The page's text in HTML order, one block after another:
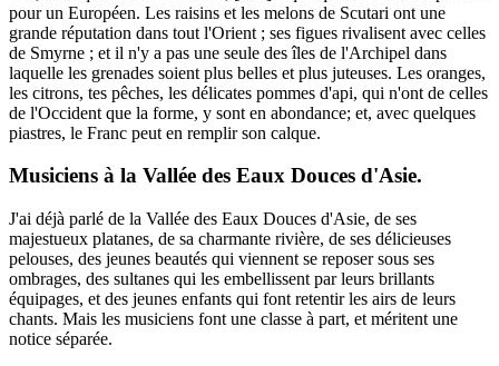
pour un Européen. Les raisins et les melons de Scutari ont une
grande réputation dans tout l'Orient ; ses figues rivalisent avec celles
de Smyrne ; et il n'y a pas une seule des îles de l'Archipel dans
laquelle les grenades soient plus belles et plus juteuses. Les oranges,
les citrons, tes pêches, les délicates pommes d'api, qui n'ont de celles
de l'Occident que la forme, y sont en abondance; et, avec quelques
piastres, le Franc peut en remplir son calque.
Musiciens à la Vallée des Eaux Douces d'Asie.
J'ai déjà parlé de la Vallée des Eaux Douces d'Asie, de ses
majestueux platanes, de sa charmante rivière, de ses délicieuses
pelouses, des jeunes beautés qui viennent se reposer sous ses
ombrages, des sultanes qui les embellissent par leurs brillants
équipages, et des jeunes enfants qui font retentir les airs de leurs
chants. Mais les musiciens font une classe à part, et méritent une
notice séparée.